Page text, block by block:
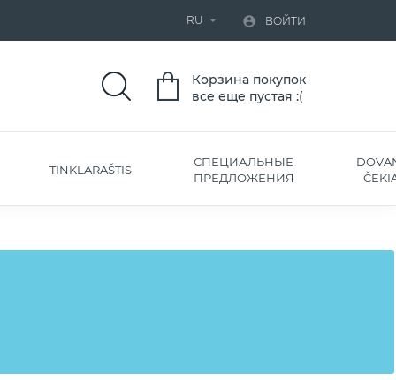
RU   ВОЙТИ
Корзина покупок
все еще пустая :(
TINKLARAŠTIS
СПЕЦИАЛЬНЫЕ
ПРЕДЛОЖЕНИЯ